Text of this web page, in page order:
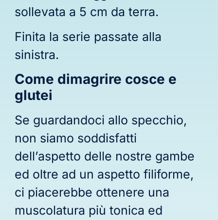
sollevata a 5 cm da terra.
Finita la serie passate alla
sinistra.
Come dimagrire cosce e
glutei
Se guardandoci allo specchio,
non siamo soddisfatti
dell’aspetto delle nostre gambe
ed oltre ad un aspetto filiforme,
ci piacerebbe ottenere una
muscolatura più tonica ed